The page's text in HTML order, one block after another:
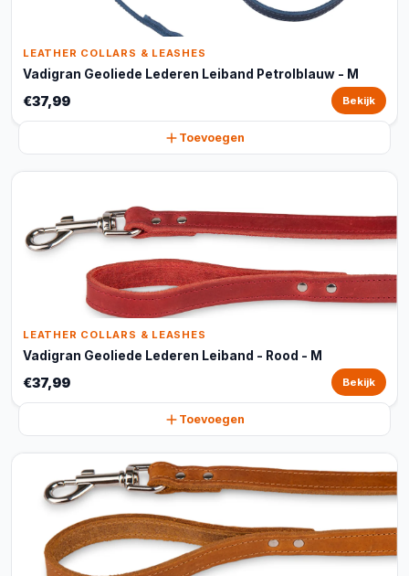
LEATHER COLLARS & LEASHES
Vadigran Geoliede Lederen Leiband Petrolblauw - M
€37,99 Bekijk
Toevoegen
LEATHER COLLARS & LEASHES
Vadigran Geoliede Lederen Leiband - Rood - M
€37,99 Bekijk
Toevoegen